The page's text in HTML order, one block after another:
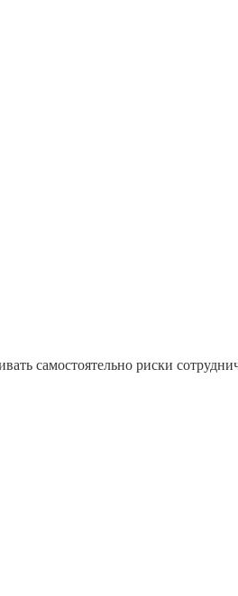
самостоятельно риски